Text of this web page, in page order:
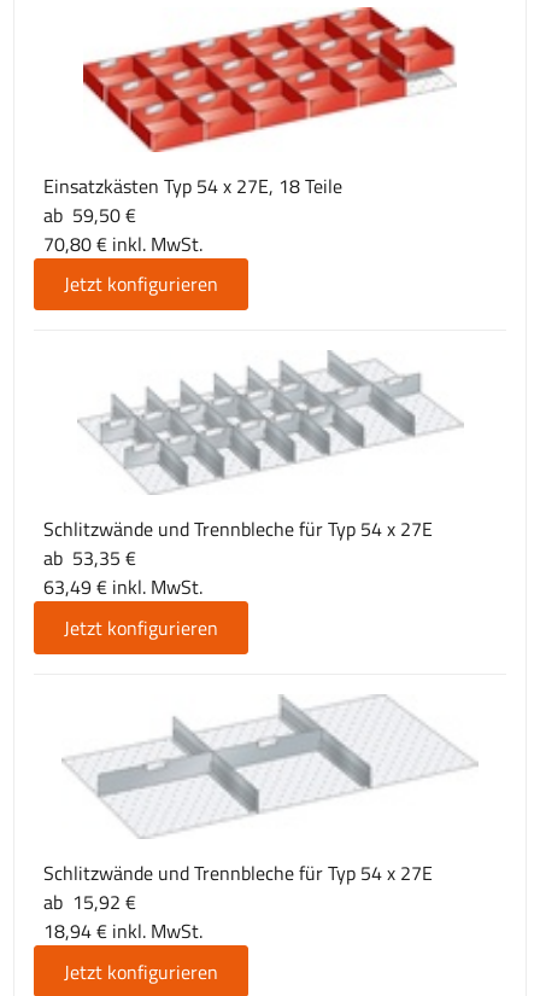
Einsatzkästen Typ 54 x 27E, 18 Teile
ab 59,50 €
70,80 € inkl. MwSt.
Jetzt konfigurieren
Schlitzwände und Trennbleche für Typ 54 x 27E
ab 53,35 €
63,49 € inkl. MwSt.
Jetzt konfigurieren
Schlitzwände und Trennbleche für Typ 54 x 27E
ab 15,92 €
18,94 € inkl. MwSt.
Jetzt konfigurieren